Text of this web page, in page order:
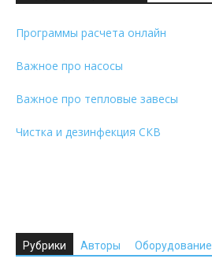
Программы расчета онлайн
Важное про насосы
Важное про тепловые завесы
Чистка и дезинфекция СКВ
Рубрики Авторы Оборудование